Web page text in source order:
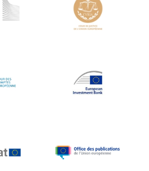
Schiltz
Louis
Åkerholm
L.C. Hunt